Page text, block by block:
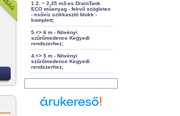
1.2. ~ 2,25 m3-es DrainTank
ECO műanyag - fekvő szögletes
- esővíz szikkasztó blokk -
komplett;
5.<> 6 m - Növényi
szűrőmedence Kegyedi
rendszerhez;
4.<> 5 m - Növényi
szűrőmedence Kegyedi
rendszerhez;